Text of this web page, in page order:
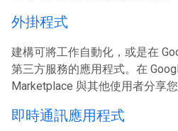
外掛程式
建構可將工作自動化，或是在
第三方服務的應用程式。在
Marketplace 與其他使用者分享您
即時通訊應用程式